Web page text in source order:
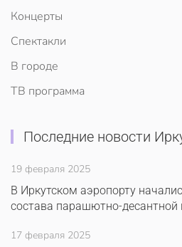
Концерты
Спектакли
В городе
ТВ программа
Последние новости
19 февраля 2025
В Иркутском аэропорту
состава парашютно-
17 февраля 2025